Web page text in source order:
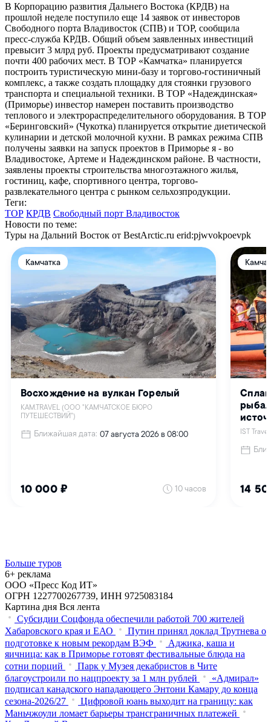
В Корпорацию развития Дальнего Востока (КРДВ) на
прошлой неделе поступило еще 14 заявок от инвесторов
Свободного порта Владивосток (СПВ) и ТОР, сообщила
пресс-служба КРДВ. Общий объем заявленных инвестиций
превысит 3 млрд руб. Проекты предусматривают создание
почти 400 рабочих мест. В ТОР «Камчатка» планируется
построить туристическую мини-базу и торгово-гостиничный
комплекс, а также создать площадку для стоянки грузового
транспорта и специальной техники. В ТОР «Надеждинская»
(Приморье) инвестор намерен поставить производство
теплового и электрораспределительного оборудования. В ТОР
«Беринговский» (Чукотка) планируется открытие диетической
кулинарии и детской молочной кухни. В рамках режима СПВ
получены заявки на запуск проектов в Приморье я - во
Владивостоке, Артеме и Надеждинском районе. В частности,
заявлены проекты строительства многоэтажного жилья,
гостиниц, кафе, спортивного центра, торгово-
развлекательного центра с рынком сельхозпродукции.
Теги:
ТОР КРДВ Свободный порт Владивосток
Новости по теме:
Туры на Дальний Восток от BestArctic.ru erid:pjwvokpoevpk
Больше туров
6+ реклама
ООО «Пресс Код ИТ»
ОГРН 1227700267739, ИНН 9725083184
Картина дня Вся лента
Субсидии Соцфонда обеспечили работой 700 жителей
Хабаровского края и ЕАО
Путин принял доклад Трутнева о
подготовке к новым рекордам ВЭФ
Аджика, каша и
яичница: как в Приморье готовят фестивальные блюда на
сотни порций
Парк у Музея декабристов в Чите
благоустроили по нацпроекту за 1 млн рублей
«Адмирал»
подписал канадского нападающего Энтони Камару до конца
сезона-2026/27
Цифровой юань выходит на границу: как
Маньчжоули ломает барьеры трансграничных платежей